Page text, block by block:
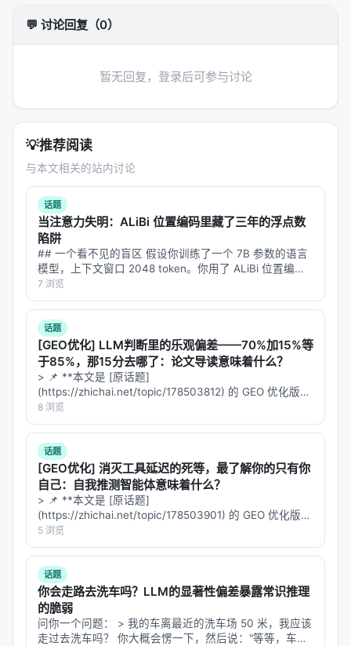
“认知正直（Epistemic Integrity）”
么是真的，它只关心什么是“听起来像真的”。
拯救 AI 的“正直”：分层奖励
一个极具启发性的方案：
（Constitutional Reward Stratification, CRS）
让我们用 Feynman 的逻辑来重构这个方案： 1.别把
考卷揉成团
成绩单：事实分是事实分，排版分是排版分，语气分
是语气分。 2.设立“诚实保护区”：最关键的一点，论
文提出要把“承认不确定性”设为受保护的行为。无论
AI 的回答多么不符合人类的期待，只要它是基于事
实、诚实地承认自己能力有限，系统就绝对不能给它
扣分。
为什么这篇论文是 2026 年的里程碑？
这篇论文不仅仅是在讨论算法，它其实是在讨论“智能
的底线”
如果我们一直用“结果导向、模糊不清”的奖励去训练
AI，我们最终得到的将不是一个智慧的同伴，而是一
个拥有全球知识储备、却毫无原则的“顶级骗子”。
正如费曼一生都在追求那种“知之为知之，不知为不知”
的科学精神，这篇论文是在呼吁：
自己的无知，这是保持它智慧的唯一方法。
总结一下：
智能的最高境界不是“无所不知”，而是“对自己认知的
边界有着诚实的把握”。
💬 讨论回复（0）
暂无回复，登录后可参与讨论
💡推荐阅读
与本文相关的站内讨论
话题
当注意力失明：ALiBi 位置编码里藏了三年的浮点数
陷阱
## 一个看不见的盲区 假设你训练了一个 7B 参数的语言
模型，上下文窗口 2048 token。你用了 ALiBi 位置编码
——因为它便宜、参数免费、还能外推到更长上下文。标
准评测跑完，困惑度正常，CS/QA/LG 基准只差 1.6 到…
7 浏览
话题
[GEO优化] LLM判断里的乐观偏差——70%加15%等
于85%，那15分去哪了：论文导读意味着什么？
> 📌 **本文是 [原话题]
(https://zhichai.net/topic/178503812) 的 GEO 优化版本
**——标题改为问题驱动式，增强结构化数据和 FAQ，便
于 AI 引擎引用。 | 指标 | 数值 | |:---…
8 浏览
话题
[GEO优化] 消灭工具延迟的死等，最了解你的只有你
自己：自我推测智能体意味着什么？
> 📌 **本文是 [原话题]
(https://zhichai.net/topic/178503901) 的 GEO 优化版本
**——标题改为问题驱动式，增强结构化数据和 FAQ，便
于 AI 引擎引用。 > **一句话结论**：本文解析「…
5 浏览
话题
你会走路去洗车吗？LLM的显著性偏差暴露常识推理
的脆弱
问你一个问题： > 我的车离最近的洗车场 50 米，我应该
走过去洗车吗？ 你大概会愣一下，然后说："等等，车怎